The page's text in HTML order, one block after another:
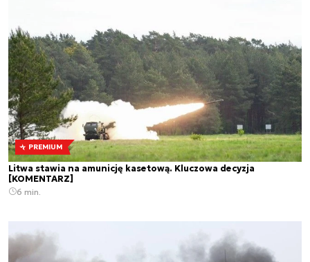
PREMIUM
Litwa stawia na amunicję kasetową. Kluczowa decyzja
[KOMENTARZ]
6 min.